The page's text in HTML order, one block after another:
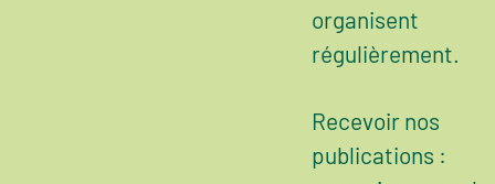
organisent
régulièrement.
Recevoir nos
publications :